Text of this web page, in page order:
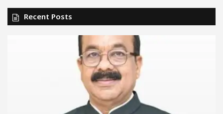
Recent Posts